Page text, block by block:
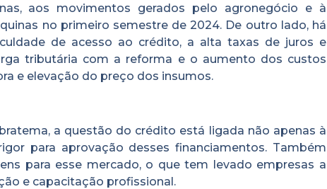
aos movimentos gerados pelo agronegócio e à
no primeiro semestre de 2024. De outro lado, há
de acesso ao crédito, a alta taxas de juros e
tributária com a reforma e o aumento dos custos
e elevação do preço dos insumos.
a questão do crédito está ligada não apenas à
para aprovação desses financiamentos. Também
para esse mercado, o que tem levado empresas a
e capacitação profissional.